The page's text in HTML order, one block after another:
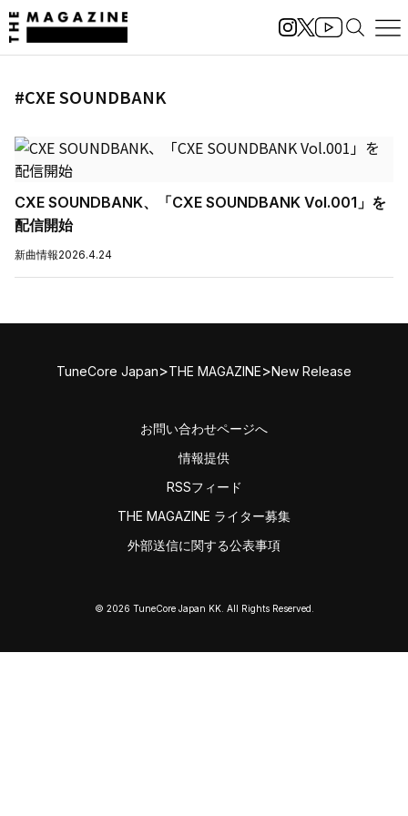
#CXE SOUNDBANK
CXE SOUNDBANK、「CXE SOUNDBANK Vol.001」を
配信開始
新曲情報2026.4.24
TuneCore Japan>THE MAGAZINE>New Release
お問い合わせページへ
情報提供
RSSフィード
THE MAGAZINE ライター募集
外部送信に関する公表事項
© 2026 TuneCore Japan KK. All Rights Reserved.